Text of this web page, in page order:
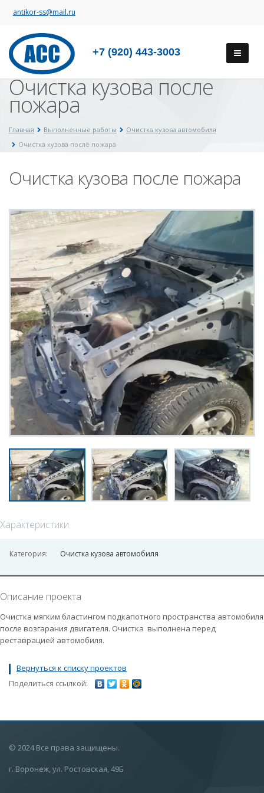
antikor-ss@mail.ru
+7 (920) 443-3003
Очистка кузова после
пожара
Главная Выполненные работы
Очистка кузова автомобиля
Очистка кузова после пожара
Очистка кузова после пожара
Характеристики
Категория: Очистка кузова автомобиля
Описание проекта
Очистка мягким бластингом подкапотного пространства автомобиля
после возгарания двигателя. Очистка выполнена перед
реставрацией автомобиля.
Вернуться к списку проектов
Поделиться ссылкой:
© 2024 Все права защищены.
г. Воронеж, ул. Ростовская, 49Б